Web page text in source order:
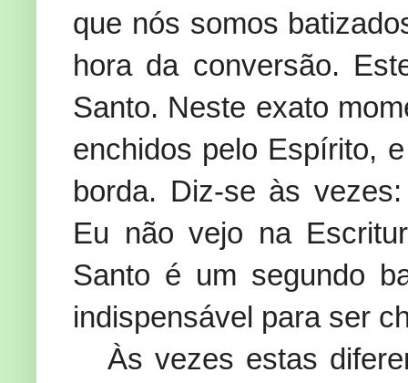
que nós somos
hora da conversão.
Santo. Neste exato
enchidos pelo Espírito,
borda. Diz-se às
Eu não vejo na
Santo é um segundo
indispensável para ser
Às vezes estas